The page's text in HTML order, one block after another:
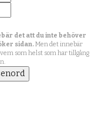
det att du inte behöver
sidan.Men det innebär
som helst som har tillgång